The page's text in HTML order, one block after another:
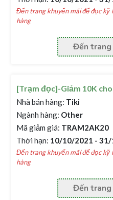
Đến trang khuyến mãi để đọc kỹ
hàng
Đến trang
[Trạm đọc]-Giảm 10K
Nhà bán hàng: Tiki
Ngành hàng: Other
Mã giảm giá: TRAM2AK20
Thời hạn: 10/10/2021 -
Đến trang khuyến mãi để đọc kỹ
hàng
Đến trang